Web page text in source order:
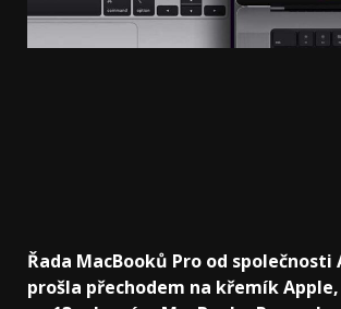
Řada MacBooků Pro od společnosti
prošla přechodem na křemík